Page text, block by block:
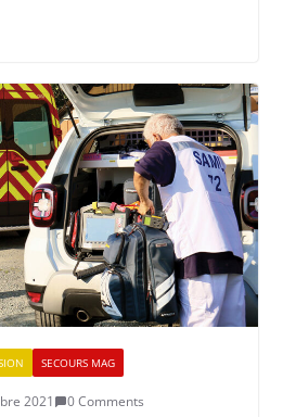
SECOURS MAG
2021 0 Comments